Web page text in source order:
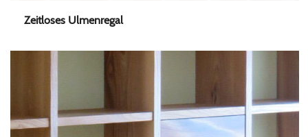
Zeitloses Ulmenregal